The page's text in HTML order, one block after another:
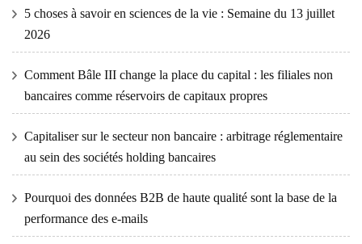
5 choses à savoir en sciences de la vie : Semaine du 13 juillet
2026
Comment Bâle III change la place du capital : les filiales non
bancaires comme réservoirs de capitaux propres
Capitaliser sur le secteur non bancaire : arbitrage réglementaire
au sein des sociétés holding bancaires
Pourquoi des données B2B de haute qualité sont la base de la
performance des e-mails